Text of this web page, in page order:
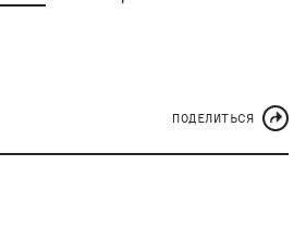
ПОДЕЛИТЬСЯ